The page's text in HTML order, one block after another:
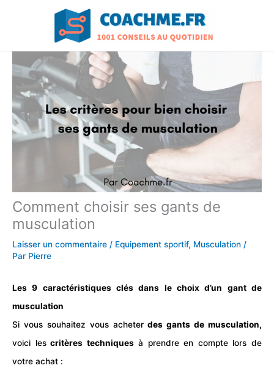
Comment choisir ses gants de
musculation
Laisser un commentaire / Equipement sportif, Musculation /
Par Pierre
Les 9 caractéristiques clés dans le choix d’un gant de
musculation
Si vous souhaitez vous acheterdes gants de musculation,
voici lescritères techniquesà prendre en compte lors de
votre achat :